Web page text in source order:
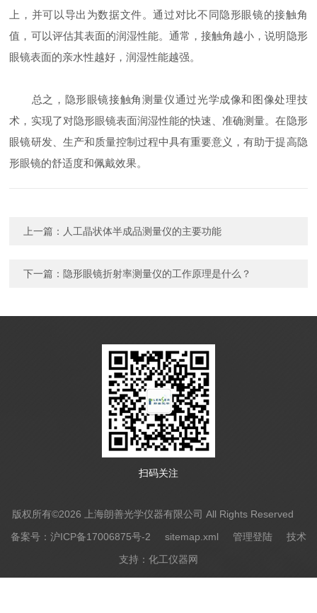
上，并可以导出为数据文件。通过对比不同隐形眼镜的接触角
值，可以评估其表面的润湿性能。通常，接触角越小，说明隐形
眼镜表面的亲水性越好，润湿性能越强。
总之，隐形眼镜接触角测量仪通过光学成像和图像处理技
术，实现了对隐形眼镜表面润湿性能的快速、准确测量。在隐形
眼镜研发、生产和质量控制过程中具有重要意义，有助于提高隐
形眼镜的舒适度和佩戴效果。
上一篇： 人工晶状体半成品测量仪的主要功能
下一篇： 隐形眼镜折射率测量仪的工作原理是什么？
扫码关注
版权所有©2026 上海朗善光学仪器有限公司 All Rights Reserved
备案号：沪ICP备17006875号-2
sitemap.xml 管理登陆技术
支持： 化工仪器网